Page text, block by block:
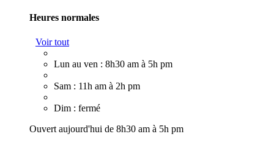
Heures normales
Voir tout
Lun au ven : 8h30 am à 5h pm
Sam : 11h am à 2h pm
Dim : fermé
Ouvert aujourd'hui de 8h30 am à 5h pm